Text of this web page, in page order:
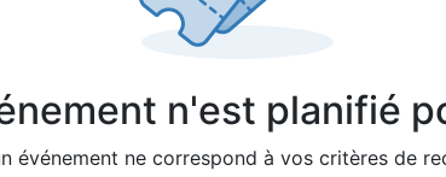
n'est planifié
événement ne correspond à vos critères de